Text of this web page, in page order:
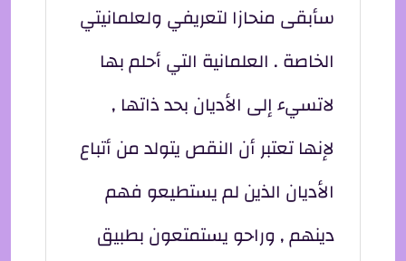
سأبقى منحازا لتعريفي ولعلمانيتي
الخاصة . العلمانية التي أحلم بها
لاتسيء إلى الأديان بحد ذاتها ,
لإنها تعتبر أن النقص يتولد من أتباع
الأديان الذين لم يستطيعو فهم
دينهم , وراحو يستمتعون بطبيق